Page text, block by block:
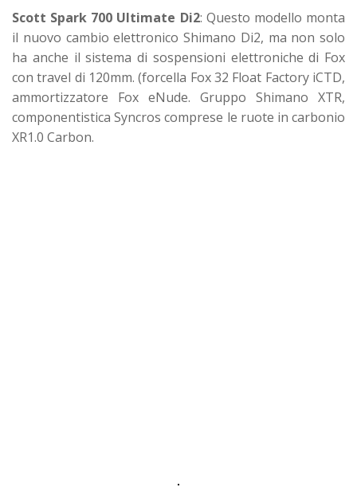
Scott Spark 700 Ultimate Di2: Questo modello monta
il nuovo cambio elettronico Shimano Di2, ma non solo
ha anche il sistema di sospensioni elettroniche di Fox
con travel di 120mm. (forcella Fox 32 Float Factory iCTD,
ammortizzatore Fox eNude. Gruppo Shimano XTR,
componentistica Syncros comprese le ruote in carbonio
XR1.0 Carbon.